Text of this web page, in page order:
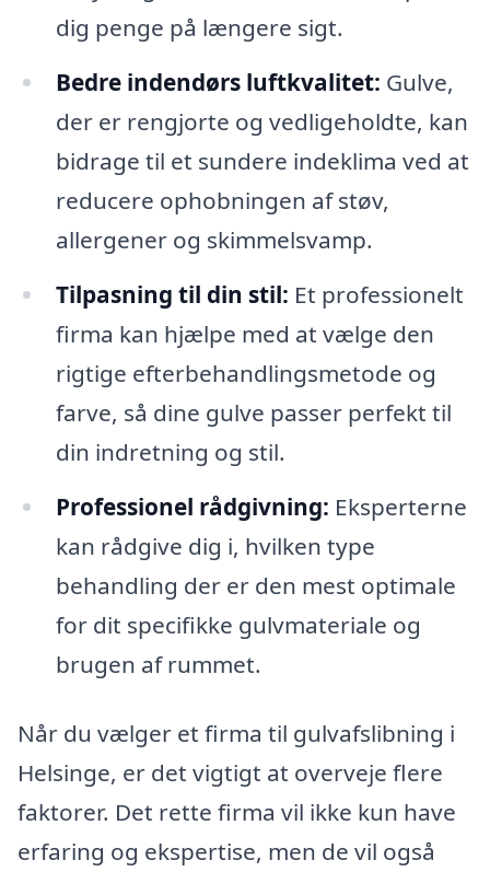
dig penge på længere sigt.
Bedre indendørs luftkvalitet: Gulve,
der er rengjorte og vedligeholdte, kan
bidrage til et sundere indeklima ved at
reducere ophobningen af støv,
allergener og skimmelsvamp.
Tilpasning til din stil: Et professionelt
firma kan hjælpe med at vælge den
rigtige efterbehandlingsmetode og
farve, så dine gulve passer perfekt til
din indretning og stil.
Professionel rådgivning: Eksperterne
kan rådgive dig i, hvilken type
behandling der er den mest optimale
for dit specifikke gulvmateriale og
brugen af rummet.
Når du vælger et firma til gulvafslibning i
Helsinge, er det vigtigt at overveje flere
faktorer. Det rette firma vil ikke kun have
erfaring og ekspertise, men de vil også